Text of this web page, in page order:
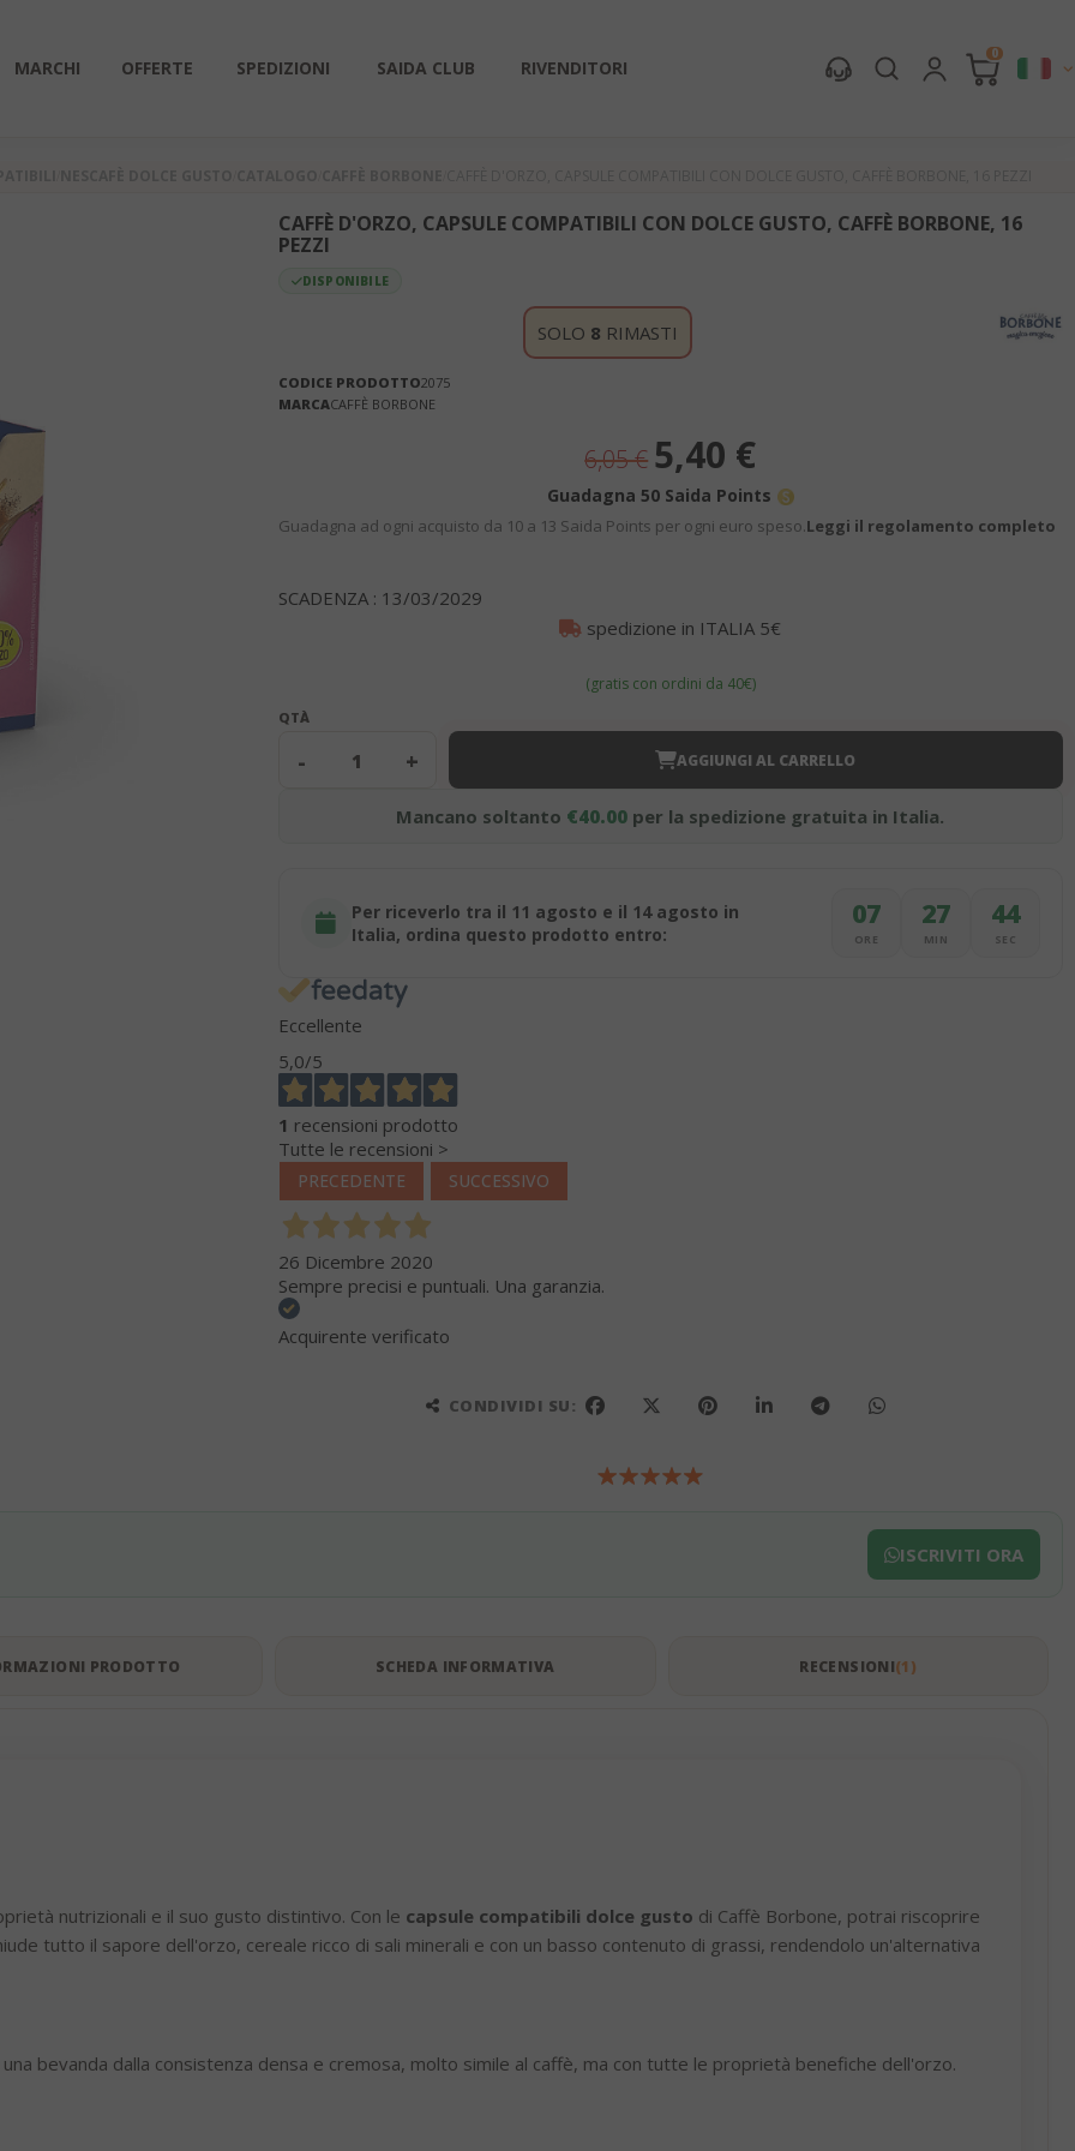
MARCHI OFFERTE SPEDIZIONI SAIDA CLUB RIVENDITORI
0
CAFFÈ D'ORZO, CAPSULE COMPATIBILI CON DOLCE GUSTO, CAFFÈ BORBONE, 16
PEZZI
DISPONIBILE
SOLO 8 RIMASTI
CODICE PRODOTTO2075
MARCACAFFÈ BORBONE
6,05 €
Prezzo
speciale
5,40 €
Guadagna 50 Saida Points
Guadagna ad ogni acquisto da 10 a 13 Saida Points per ogni euro speso.Leggi il regolamento completo
SCADENZA : 13/03/2029
spedizione in ITALIA 5€
(gratis con ordini da 40€)
QTÀ
- + AGGIUNGI AL CARRELLO
Mancano soltanto €40.00 per la spedizione gratuita in Italia.
Per riceverlo tra il 11 agosto e il 14 agosto in
Italia, ordina questo prodotto entro:
07
ORE
27
MIN
43
SEC
Eccellente
5,0/5
1 recensioni prodotto
Tutte le recensioni >
PRECEDENTE SUCCESSIVO
26 Dicembre 2020
Sempre precisi e puntuali. Una garanzia.
Acquirente verificato
CONDIVIDI SU:
ISCRIVITI ORA
nutrizionali e il suo gusto distintivo. Con le capsule compatibili dolce gusto di Caffè Borbone, potrai riscoprire
tutto il sapore dell'orzo, cereale ricco di sali minerali e con un basso contenuto di grassi, rendendolo un'alternativa
bevanda dalla consistenza densa e cremosa, molto simile al caffè, ma con tutte le proprietà benefiche dell'orzo.
PRODOTTO SCHEDA INFORMATIVA RECENSIONI 1